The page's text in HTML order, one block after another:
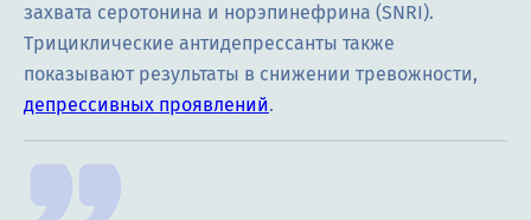
захвата серотонина и норэпинефрина (SNRI).
Трициклические антидепрессанты также
показывают результаты в снижении тревожности,
депрессивных проявлений.